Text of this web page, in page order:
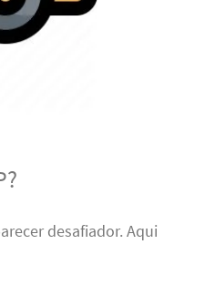
desafiador. Aqui